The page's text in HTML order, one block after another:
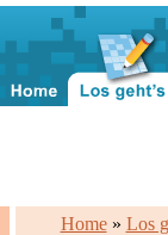
Home » Los